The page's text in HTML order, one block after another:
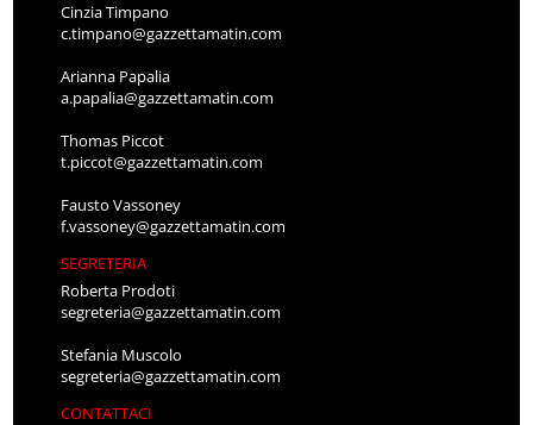
Cinzia Timpano
c.timpano@gazzettamatin.com
Arianna Papalia
a.papalia@gazzettamatin.com
Thomas Piccot
t.piccot@gazzettamatin.com
Fausto Vassoney
f.vassoney@gazzettamatin.com
SEGRETERIA
Roberta Prodoti
segreteria@gazzettamatin.com
Stefania Muscolo
segreteria@gazzettamatin.com
CONTATTACI